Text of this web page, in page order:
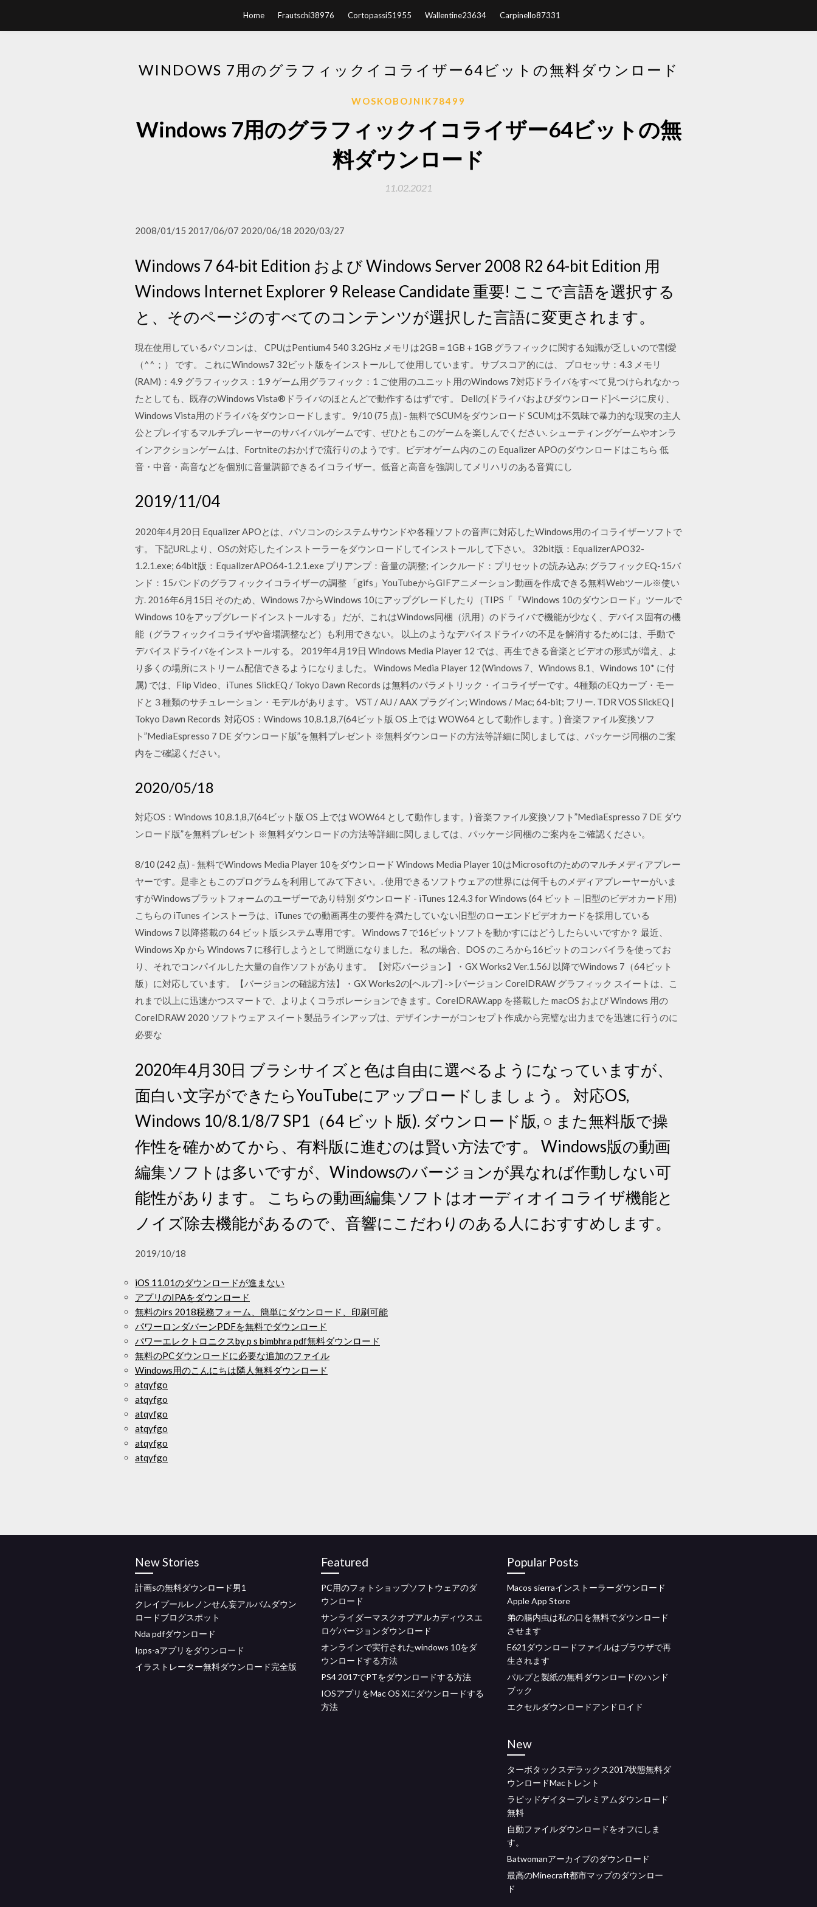
Home Frautschi38976 Cortopassi51955 Wallentine23634 Carpinello87331
WINDOWS 7用のグラフィックイコライザー64ビットの無料ダウンロード
WOSKOBOJNIK78499
Windows 7用のグラフィックイコライザー64ビットの無
料ダウンロード
11.02.2021
2008/01/15 2017/06/07 2020/06/18 2020/03/27
Windows 7 64-bit Edition および Windows Server 2008 R2 64-bit Edition 用
Windows Internet Explorer 9 Release Candidate 重要! ここで言語を選択する
と、そのページのすべてのコンテンツが選択した言語に変更されます。
現在使用しているパソコンは、 CPUはPentium4 540 3.2GHz メモリは2GB＝1GB＋1GB グラフィックに関する知識が乏しいので割愛
（^^；） です。 これにWindows7 32ビット版をインストールして使用しています。 サブスコア的には、 プロセッサ：4.3 メモリ
(RAM)：4.9 グラフィックス：1.9 ゲーム用グラフィック：1 ご使用のユニット用のWindows 7対応ドライバをすべて見つけられなかっ
たとしても、既存のWindows Vista®ドライバのほとんどで動作するはずです。 Dellの[ドライバおよびダウンロード]ページに戻り、
Windows Vista用のドライバをダウンロードします。 9/10 (75 点) - 無料でSCUMをダウンロード SCUMは不気味で暴力的な現実の主人
公とプレイするマルチプレーヤーのサバイバルゲームです、ぜひともこのゲームを楽しんでください. シューティングゲームやオンラ
インアクションゲームは、Fortniteのおかげで流行りのようです。ビデオゲーム内のこの Equalizer APOのダウンロードはこちら 低
音・中音・高音などを個別に音量調節できるイコライザー。低音と高音を強調してメリハリのある音質にし
2019/11/04
2020年4月20日 Equalizer APOとは、パソコンのシステムサウンドや各種ソフトの音声に対応したWindows用のイコライザーソフトで
す。 下記URLより、OSの対応したインストーラーをダウンロードしてインストールして下さい。 32bit版：EqualizerAPO32-
1.2.1.exe; 64bit版：EqualizerAPO64-1.2.1.exe プリアンプ：音量の調整; インクルード：プリセットの読み込み; グラフィックEQ-15バ
ンド：15バンドのグラフィックイコライザーの調整 「gifs」YouTubeからGIFアニメーション動画を作成できる無料Webツール※使い
方. 2016年6月15日 そのため、Windows 7からWindows 10にアップグレードしたり（TIPS「『Windows 10のダウンロード』ツールで
Windows 10をアップグレードインストールする」 だが、これはWindows同梱（汎用）のドライバで機能が少なく、デバイス固有の機
能（グラフィックイコライザや音場調整など）も利用できない。 以上のようなデバイスドライバの不足を解消するためには、手動で
デバイスドライバをインストールする。 2019年4月19日 Windows Media Player 12 では、再生できる音楽とビデオの形式が増え、よ
り多くの場所にストリーム配信できるようになりました。 Windows Media Player 12 (Windows 7、Windows 8.1、Windows 10* に付
属) では、Flip Video、iTunes SlickEQ / Tokyo Dawn Records は無料のパラメトリック・イコライザーです。4種類のEQカーブ・モー
ドと３種類のサチュレーション・モデルがあります。 VST / AU / AAX プラグイン; Windows / Mac; 64-bit; フリー. TDR VOS SlickEQ |
Tokyo Dawn Records 対応OS：Windows 10,8.1,8,7(64ビット版 OS 上では WOW64 として動作します。) 音楽ファイル変換ソフ
ト”MediaEspresso 7 DE ダウンロード版”を無料プレゼント ※無料ダウンロードの方法等詳細に関しましては、パッケージ同梱のご案
内をご確認ください。
2020/05/18
対応OS：Windows 10,8.1,8,7(64ビット版 OS 上では WOW64 として動作します。) 音楽ファイル変換ソフト”MediaEspresso 7 DE ダウ
ンロード版”を無料プレゼント ※無料ダウンロードの方法等詳細に関しましては、パッケージ同梱のご案内をご確認ください。
8/10 (242 点) - 無料でWindows Media Player 10をダウンロード Windows Media Player 10はMicrosoftのためのマルチメディアプレー
ヤーです。是非ともこのプログラムを利用してみて下さい。. 使用できるソフトウェアの世界には何千ものメディアプレーヤーがいま
すがWindowsプラットフォームのユーザーであり特別 ダウンロード - iTunes 12.4.3 for Windows (64 ビット — 旧型のビデオカード用)
こちらの iTunes インストーラは、iTunes での動画再生の要件を満たしていない旧型のローエンドビデオカードを採用している
Windows 7 以降搭載の 64 ビット版システム専用です。 Windows 7 で16ビットソフトを動かすにはどうしたらいいですか？ 最近、
Windows Xp から Windows 7 に移行しようとして問題になりました。 私の場合、DOS のころから16ビットのコンパイラを使ってお
り、それでコンパイルした大量の自作ソフトがあります。 【対応バージョン】・GX Works2 Ver.1.56J 以降でWindows 7（64ビット
版）に対応しています。【バージョンの確認方法】・GX Works2の[ヘルプ] -> [バージョン CorelDRAW グラフィック スイートは、こ
れまで以上に迅速かつスマートで、よりよくコラボレーションできます。CorelDRAW.app を搭載した macOS および Windows 用の
CorelDRAW 2020 ソフトウェア スイート製品ラインアップは、デザインナーがコンセプト作成から完璧な出力までを迅速に行うのに
必要な
2020年4月30日 ブラシサイズと色は自由に選べるようになっていますが、
面白い文字ができたらYouTubeにアップロードしましょう。 対応OS,
Windows 10/8.1/8/7 SP1（64 ビット版). ダウンロード版, ○ また無料版で操
作性を確かめてから、有料版に進むのは賢い方法です。 Windows版の動画
編集ソフトは多いですが、Windowsのバージョンが異なれば作動しない可
能性があります。 こちらの動画編集ソフトはオーディオイコライザ機能と
ノイズ除去機能があるので、音響にこだわりのある人におすすめします。
2019/10/18
iOS 11.01のダウンロードが進まない
アプリのIPAをダウンロード
無料のirs 2018税務フォーム、簡単にダウンロード、印刷可能
パワーロンダバーンPDFを無料でダウンロード
パワーエレクトロニクスby p s bimbhra pdf無料ダウンロード
無料のPCダウンロードに必要な追加のファイル
Windows用のこんにちは隣人無料ダウンロード
atqyfgo
atqyfgo
atqyfgo
atqyfgo
atqyfgo
atqyfgo
New Stories
計画sの無料ダウンロード男1
クレイプールレノンせん妄アルバムダウン
ロードブログスポット
Nda pdfダウンロード
Ipps-aアプリをダウンロード
イラストレーター無料ダウンロード完全版
Featured
PC用のフォトショップソフトウェアのダ
ウンロード
サンライダーマスクオブアルカディウスエ
ロゲバージョンダウンロード
オンラインで実行されたwindows 10をダ
ウンロードする方法
PS4 2017でPTをダウンロードする方法
IOSアプリをMac OS Xにダウンロードする
方法
Popular Posts
Macos sierraインストーラーダウンロード
Apple App Store
弟の腸内虫は私の口を無料でダウンロード
させます
E621ダウンロードファイルはブラウザで再
生されます
パルプと製紙の無料ダウンロードのハンド
ブック
エクセルダウンロードアンドロイド
New
ターボタックスデラックス2017状態無料ダ
ウンロードMacトレント
ラピッドゲイタープレミアムダウンロード
無料
自動ファイルダウンロードをオフにしま
す。
Batwomanアーカイブのダウンロード
最高のMinecraft都市マップのダウンロー
ド